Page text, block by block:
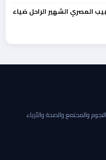
المصري الشهير الراحل ضياء
والمجتمع والصحة والأزياء